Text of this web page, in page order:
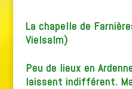
La chapelle de
Vielsalm)
Peu de lieux en
laissent indifférent.